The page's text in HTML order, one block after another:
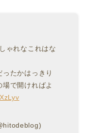
ゃれなこれはな
たかはっきり
で開ければよ